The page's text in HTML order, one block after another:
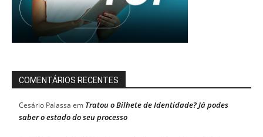
COMENTÁRIOS RECENTES
Cesário Palassa em Tratou o Bilhete de Identidade? Já podes
saber o estado do seu processo